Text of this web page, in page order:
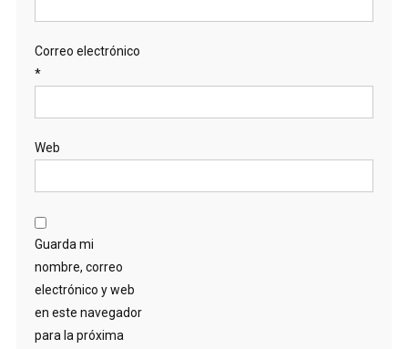
Correo electrónico
*
Web
Guarda mi
nombre, correo
electrónico y web
en este navegador
para la próxima